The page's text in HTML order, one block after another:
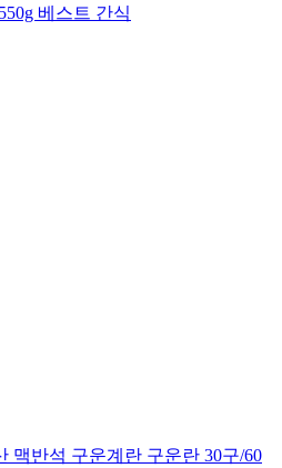
베스트 간식
맥반석 구운계란 구운란 30구/60